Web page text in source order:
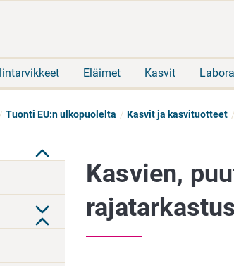
Eläimet Kasvit
Tuonti EU:n ulkopuolelta Kasvit ja kasvituotteet
Kasvien,